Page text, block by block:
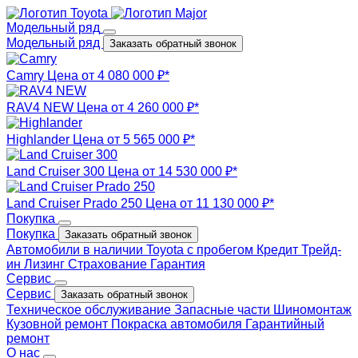
Модельный ряд
Модельный ряд
Заказать обратный звонок
Camry Цена от 4 080 000 ₽*
RAV4 NEW Цена от 4 260 000 ₽*
Highlander Цена от 5 565 000 ₽*
Land Cruiser 300 Цена от 14 530 000 ₽*
Land Cruiser Prado 250 Цена от 11 130 000 ₽*
Покупка
Покупка
Заказать обратный звонок
Автомобили в наличии Toyota с пробегом Кредит Трейд-
ин Лизинг Страхование Гарантия
Сервис
Сервис
Заказать обратный звонок
Техническое обслуживание Запасные части Шиномонтаж
Кузовной ремонт Покраска автомобиля Гарантийный
ремонт
О нас